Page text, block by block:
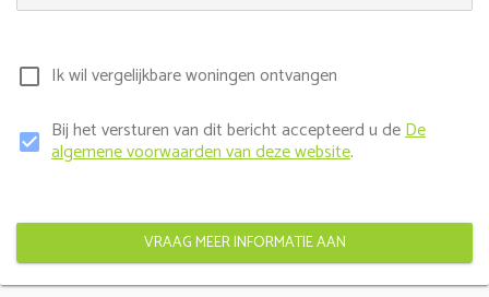
check_box_outline_blank Ik wil vergelijkbare woningen ontvangen
check_box Bij het versturen van dit bericht accepteerd u deDe
algemene voorwaarden van deze website.
VRAAG MEER INFORMATIE AAN